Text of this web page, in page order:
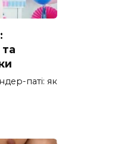
та
паті: як